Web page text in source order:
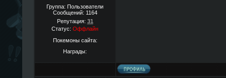
Группа: Пользователи
Сообщений: 1164
Репутация: 31
Статус: Оффлайн
Покемоны сайта:
Награды: